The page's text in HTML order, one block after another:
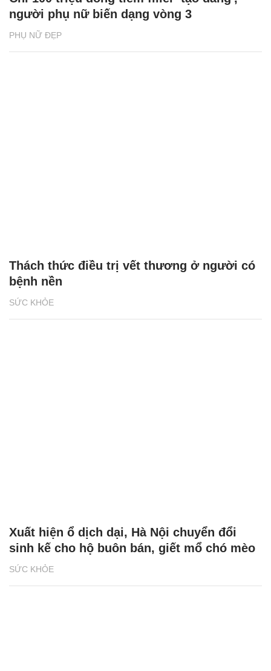
PHỤ NỮ ĐẸP
người phụ nữ biến dạng vòng 3
SỨC KHỎE
Thách thức điều trị vết thương ở người có
bệnh nền
SỨC KHỎE
Xuất hiện ổ dịch dại, Hà Nội chuyển đổi
sinh kế cho hộ buôn bán, giết mổ chó mèo